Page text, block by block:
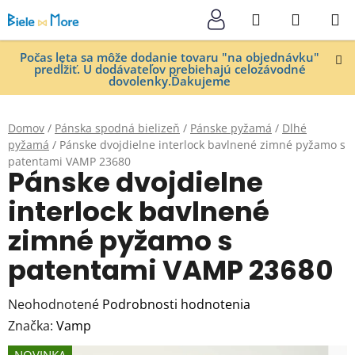
na
obsah
Počas leta sa môže dodanie tovaru "na objednávku"
predĺžiť. U dodávateľov prebiehajú celozávodné
dovolenky.Ďakujeme
Hľadať
KOŠÍK
Domov / Pánska spodná bielizeň / Pánske pyžamá / Dlhé
pyžamá / Pánske dvojdielne interlock bavlnené zimné pyžamo s
patentami VAMP 23680
Pánske dvojdielne
interlock bavlnené
zimné pyžamo s
patentami VAMP 23680
Priemerné
hodnotenie
produktu
Neohodnotené Podrobnosti hodnotenia
Značka: Vamp